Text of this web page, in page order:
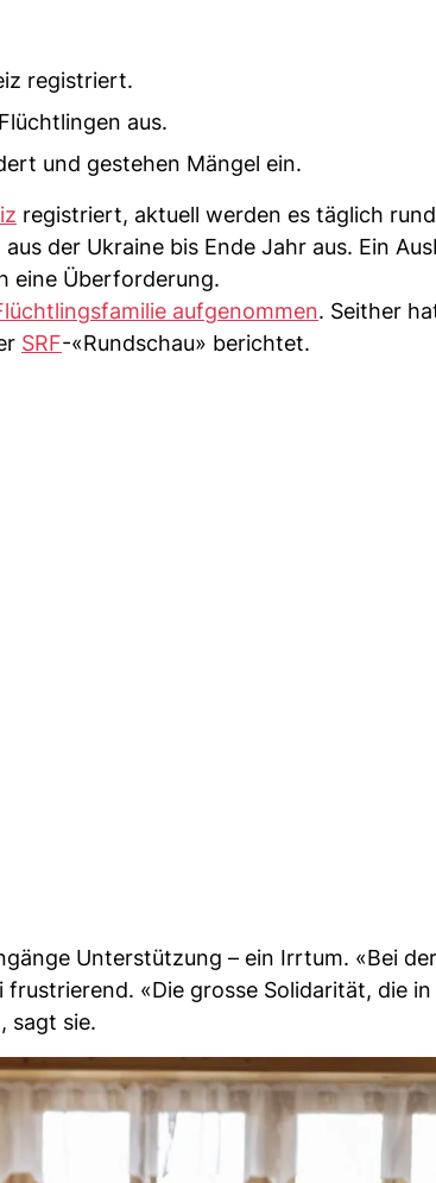
registriert.
aus.
und gestehen Mängel ein.
registriert, aktuell werden es täglich
der Ukraine bis Ende Jahr aus. Ein
eine Überforderung.
aufgenommen. Seither
SRF-«Rundschau» berichtet.
Unterstützung – ein Irrtum. «Bei
frustrierend. «Die grosse Solidarität, die
sagt sie.